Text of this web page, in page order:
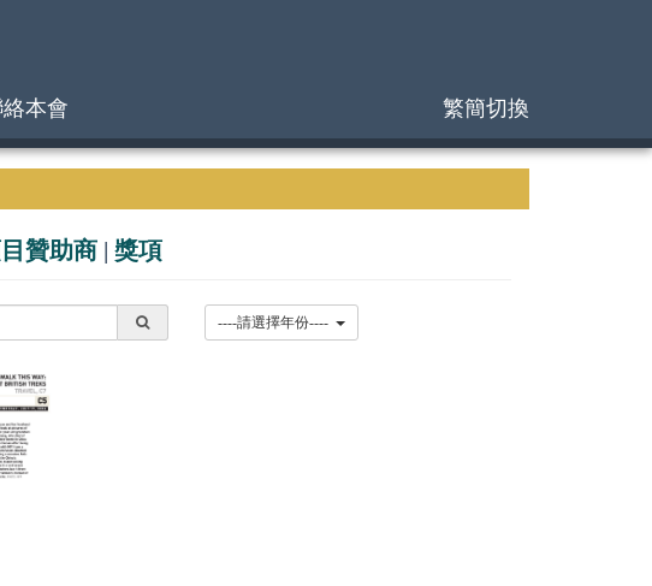
本會 繁簡切換
贊助商 | 獎項